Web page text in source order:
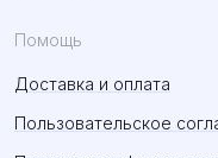
Помощь
Доставка и оплата
Пользовательское